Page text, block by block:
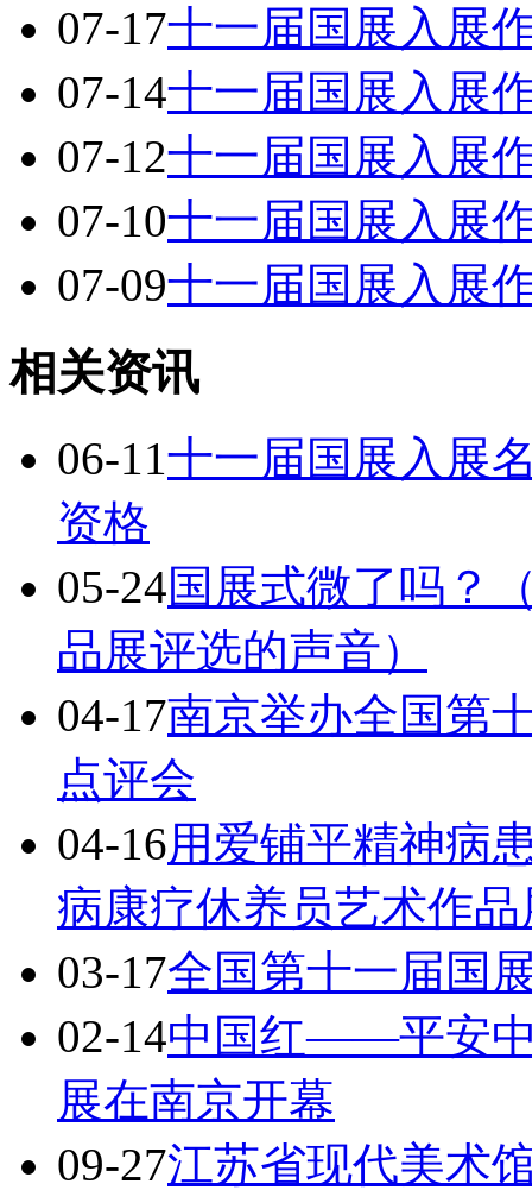
07-17十一届国展入
07-14十一届国展入
07-12十一届国展入
07-10十一届国展入
07-09十一届国展入
相关资讯
06-11十一届国展入展
资格
05-24国展式微了吗？
品展评选的声音）
04-17南京举办全国第
点评会
04-16用爱铺平精神病
病康疗休养员艺术作
03-17全国第十一届国
02-14中国红——平安中
展在南京开幕
09-27江苏省现代美术